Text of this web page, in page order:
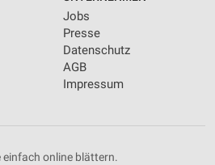
Jobs
Presse
Datenschutz
AGB
Impressum
einfach online blättern.